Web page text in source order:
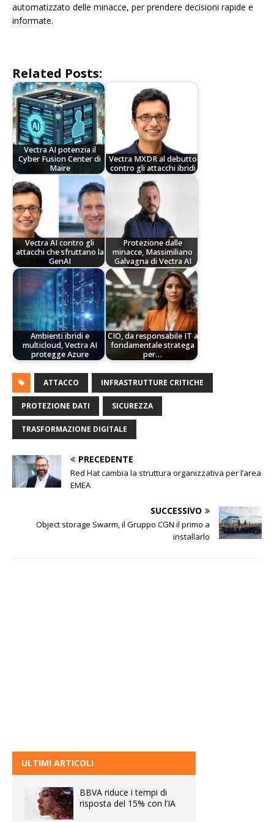
automatizzato delle minacce, per prendere decisioni rapide e
informate.
Related Posts:
Vectra AI potenzia il
Cyber Fusion Center di
Maire
Vectra MXDR al debutto
contro gli attacchi ibridi
Vectra AI contro gli
attacchi che sfruttano la
GenAI
Protezione dalle
minacce, Massimiliano
Galvagna di Vectra AI
Ambienti ibridi e
multicloud, Vectra AI
protegge Azure
CIO, da responsabile IT a
fondamentale stratega
per…
ATTACCO INFRASTRUTTURE CRITICHE
PROTEZIONE DATI SICUREZZA
TRASFORMAZIONE DIGITALE
PRECEDENTE
Red Hat cambia la struttura organizzativa per l’area
EMEA
SUCCESSIVO
Object storage Swarm, il Gruppo CGN il primo a
installarlo
ULTIMI ARTICOLI
BBVA riduce i tempi di
risposta del 15% con l’IA